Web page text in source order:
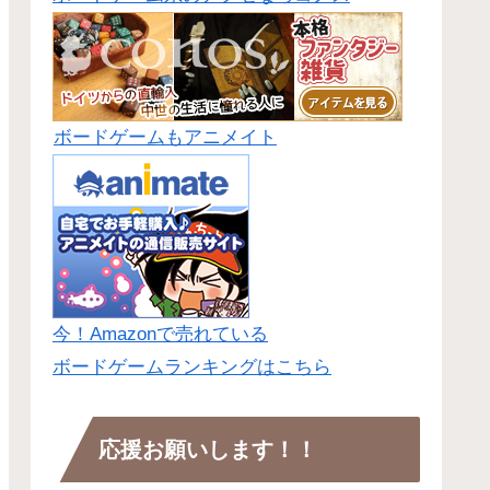
ボードゲームもアニメイト
今！Amazonで売れている
ボードゲームランキングはこちら
応援お願いします！！